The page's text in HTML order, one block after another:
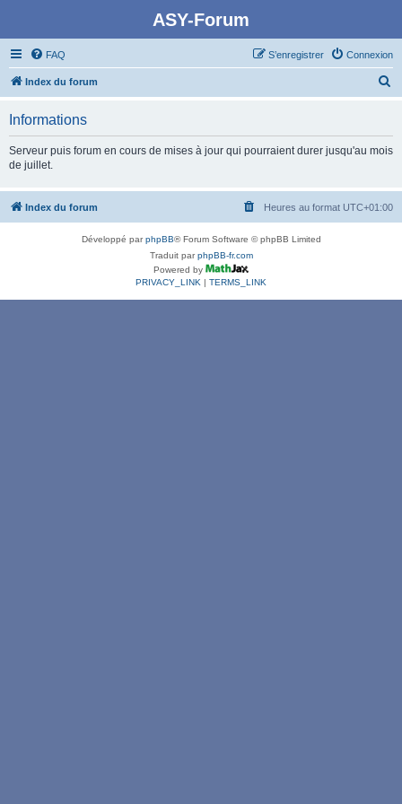
ASY-Forum
FAQ Connexion
S’enregistrer
Index du forum
c
Informations
Serveur puis forum en cours de mises à jour qui pourraient durer jusqu'au mois
de juillet.
Index du forum Heures au format UTC+01:00
Développé parphpBB® Forum Software © phpBB Limited
Traduit parphpBB-fr.com
Powered by
PRIVACY_LINK | TERMS_LINK